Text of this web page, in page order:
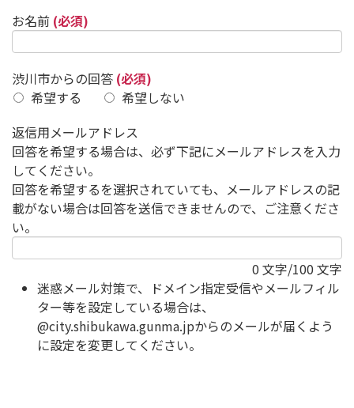
お名前 (必須)
渋川市からの回答 (必須)
希望する
希望しない
返信用メールアドレス
回答を希望する場合は、必ず下記にメールアドレスを入力
してください。
回答を希望するを選択されていても、メールアドレスの記
載がない場合は回答を送信できませんので、ご注意くださ
い。
0 文字/100 文字
迷惑メール対策で、ドメイン指定受信やメールフィル
ター等を設定している場合は、
@city.shibukawa.gunma.jpからのメールが届くよう
に設定を変更してください。